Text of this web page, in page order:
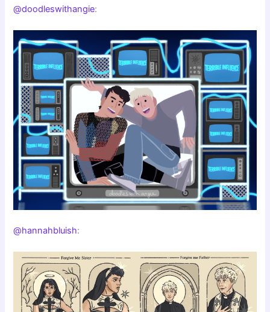
@doodleswithangie:
@hannahbluish: